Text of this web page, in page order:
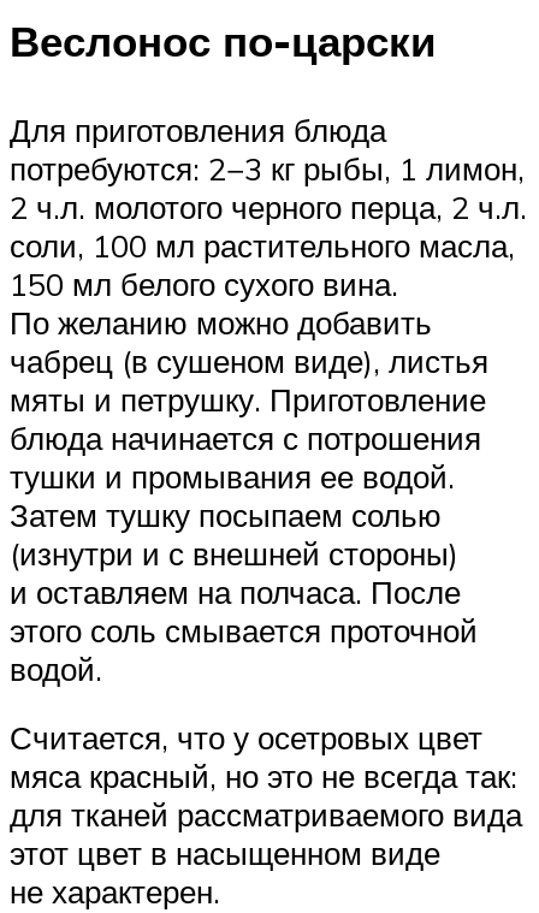
Веслонос по-царски
Для приготовления блюда
потребуются: 2−3 кг рыбы, 1 лимон,
2 ч.л. молотого черного перца, 2 ч.л.
соли, 100 мл растительного масла,
150 мл белого сухого вина.
По желанию можно добавить
чабрец (в сушеном виде), листья
мяты и петрушку. Приготовление
блюда начинается с потрошения
тушки и промывания ее водой.
Затем тушку посыпаем солью
(изнутри и с внешней стороны)
и оставляем на полчаса. После
этого соль смывается проточной
водой.
Считается, что у осетровых цвет
мяса красный, но это не всегда так:
для тканей рассматриваемого вида
этот цвет в насыщенном виде
не характерен.